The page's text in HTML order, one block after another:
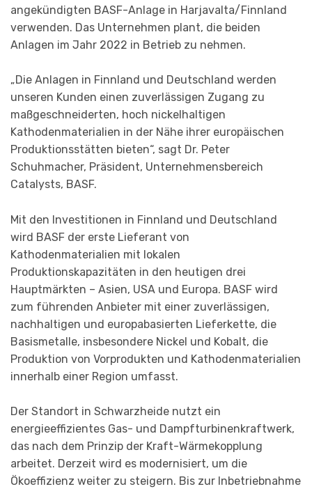
angekündigten BASF-Anlage in Harjavalta/Finnland
verwenden. Das Unternehmen plant, die beiden
Anlagen im Jahr 2022 in Betrieb zu nehmen.
„Die Anlagen in Finnland und Deutschland werden
unseren Kunden einen zuverlässigen Zugang zu
maßgeschneiderten, hoch nickelhaltigen
Kathodenmaterialien in der Nähe ihrer europäischen
Produktionsstätten bieten“, sagt Dr. Peter
Schuhmacher, Präsident, Unternehmensbereich
Catalysts, BASF.
Mit den Investitionen in Finnland und Deutschland
wird BASF der erste Lieferant von
Kathodenmaterialien mit lokalen
Produktionskapazitäten in den heutigen drei
Hauptmärkten – Asien, USA und Europa. BASF wird
zum führenden Anbieter mit einer zuverlässigen,
nachhaltigen und europabasierten Lieferkette, die
Basismetalle, insbesondere Nickel und Kobalt, die
Produktion von Vorprodukten und Kathodenmaterialien
innerhalb einer Region umfasst.
Der Standort in Schwarzheide nutzt ein
energieeffizientes Gas- und Dampfturbinenkraftwerk,
das nach dem Prinzip der Kraft-Wärmekopplung
arbeitet. Derzeit wird es modernisiert, um die
Ökoeffizienz weiter zu steigern. Bis zur Inbetriebnahme